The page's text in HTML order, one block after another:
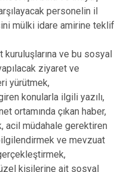
personelin il
mülki idare amirine teklif
kuruluşlarına ve bu sosyal
ziyaret ve
yürütmek,
konularla ilgili yazılı,
ortamında çıkan haber,
acil müdahale gerektiren
ve mevzuat
kişilerine ait sosyal